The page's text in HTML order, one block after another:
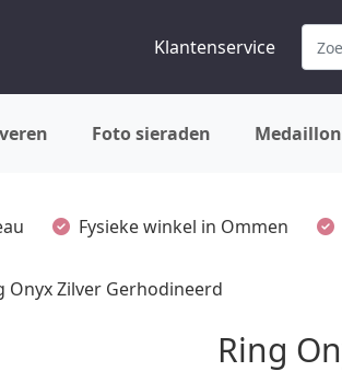
Klantenservice
Foto sieraden
Fysieke winkel in Ommen
Onyx Zilver Gerhodineerd
Ring